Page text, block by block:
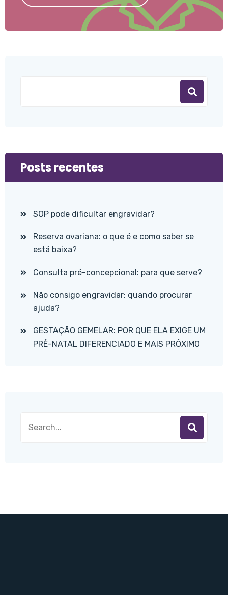
Posts recentes
SOP pode dificultar engravidar?
Reserva ovariana: o que é e como saber se
está baixa?
Consulta pré-concepcional: para que serve?
Não consigo engravidar: quando procurar
ajuda?
GESTAÇÃO GEMELAR: POR QUE ELA EXIGE UM
PRÉ-NATAL DIFERENCIADO E MAIS PRÓXIMO